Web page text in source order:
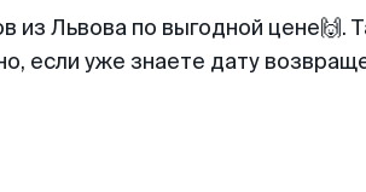
из Львова по выгодной
если уже знаете дату